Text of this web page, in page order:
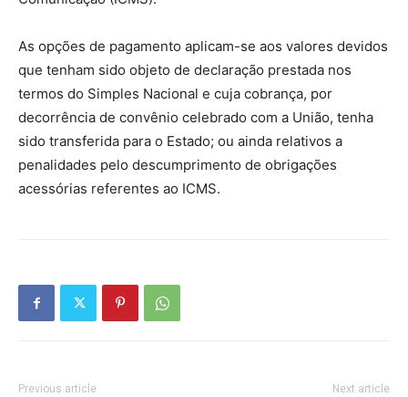
As opções de pagamento aplicam-se aos valores devidos
que tenham sido objeto de declaração prestada nos
termos do Simples Nacional e cuja cobrança, por
decorrência de convênio celebrado com a União, tenha
sido transferida para o Estado; ou ainda relativos a
penalidades pelo descumprimento de obrigações
acessórias referentes ao ICMS.
Previous article Next article